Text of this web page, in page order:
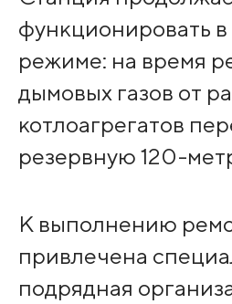
функционировать
режиме: на время
дымовых газов от
котлоагрегатов
резервную 120-
К выполнению
привлечена
подрядная